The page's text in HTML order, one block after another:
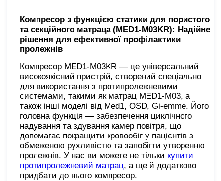
Компресор з функцією статики для пористого
та секційного матраца (MED1-M03KR): Надійне
рішення для ефективної профілактики
пролежнів
Компресор MED1-M03KR — це універсальний
високоякісний пристрій, створений спеціально
для використання з протипролежневими
системами, такими як матрац MED1-M03, а
також інші моделі від Med1, OSD, Gi-emme. Його
головна функція — забезпечення циклічного
надування та здування камер повітря, що
допомагає покращити кровообіг у пацієнтів з
обмеженою рухливістю та запобігти утворенню
пролежнів. У нас ви можете не тільки купити
протипролежневий матрац, а ще й додатково
придбати до нього компресор.